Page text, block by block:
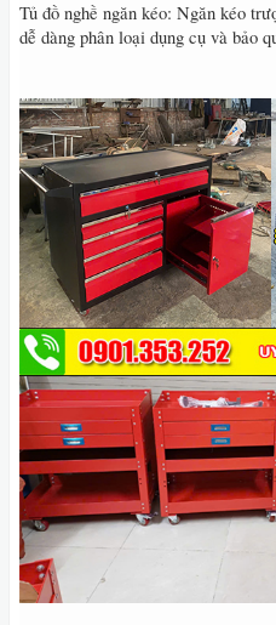
Tủ đồ nghề ngăn kéo: Ngăn kéo
dễ dàng phân loại dụng cụ và bảo